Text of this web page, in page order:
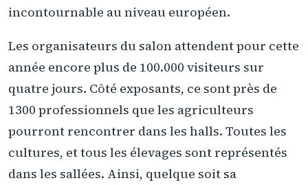
incontournable au niveau européen.
Les organisateurs du salon attendent pour cette
année encore plus de 100.000 visiteurs sur
quatre jours. Côté exposants, ce sont près de
1300 professionnels que les agriculteurs
pourront rencontrer dans les halls. Toutes les
cultures, et tous les élevages sont représentés
dans les sallées. Ainsi, quelque soit sa